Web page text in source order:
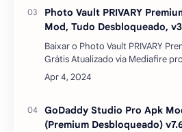
Photo Vault PRIVARY
Mod, Tudo Desbloqueado,
Baixar o Photo Vault PRIVARY
Grátis Atualizado via Mediafire
uma aplicação robusta de
digital, especialmente projetada
GoDaddy Studio Pro Apk
(Premium Desbloqueado)